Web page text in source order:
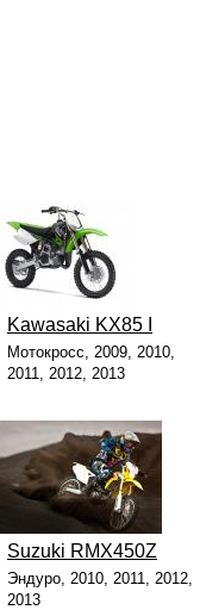
Kawasaki KX85 I
Мотокросс, 2009, 2010,
2011, 2012, 2013
Suzuki RMX450Z
Эндуро, 2010, 2011, 2012,
2013